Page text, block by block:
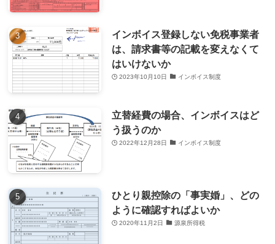
インボイス登録しない免税事業者
は、請求書等の記載を変えなくて
はいけないか
2023年10月10日 インボイス制度
立替経費の場合、インボイスはど
う扱うのか
2022年12月28日 インボイス制度
ひとり親控除の「事実婚」、どの
ように確認すればよいか
2020年11月2日 源泉所得税